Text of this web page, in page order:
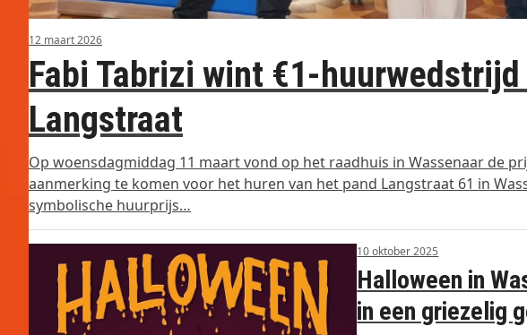
12 maart 2026
Fabi Tabrizi wint €1-
Langstraat
Op woensdagmiddag 11 maart vond op het raadhuis in Wassenaar de
aanmerking te komen voor het huren van het pand Langstraat 61 in
symbolische huurprijs…
10 oktober 2025
Halloween in
in een griezelig